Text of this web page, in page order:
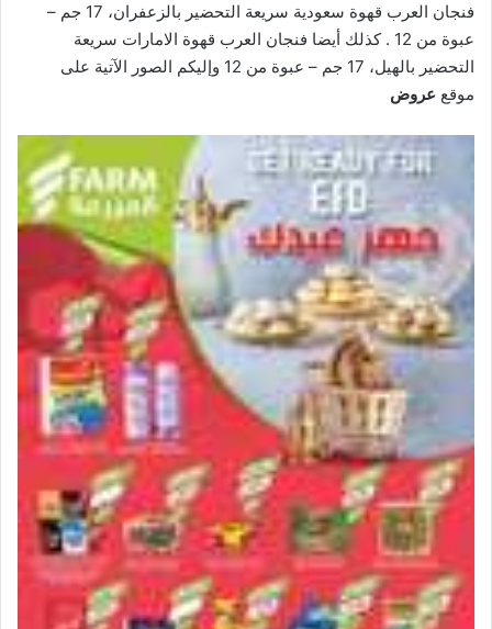
فنجان العرب قهوة سعودية سريعة التحضير بالزعفران، 17 جم –
عبوة من 12 . كذلك أيضا فنجان العرب قهوة الامارات سريعة
التحضير بالهيل، 17 جم – عبوة من 12 وإليكم الصور الآتية على
موقع عروض